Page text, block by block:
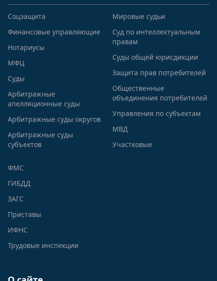
Соцзащита
Финансовые управляющие
Нотариусы
МФЦ
Суды
Арбитражные
апелляционные суды
Арбитражные суды округов
Арбитражные суды
субъектов
Мировые судьи
Суд по интеллектуальным
правам
Суды общей юрисдикции
Защита прав потребителей
Общественные
объединения потребителей
Управления по субъектам
МВД
Участковые
ФМС
ГИБДД
ЗАГС
Приставы
ИФНС
Трудовые инспекции